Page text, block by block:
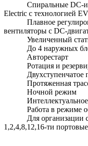
Спиральные DC-
Electric c технологией
Плавное
вентиляторы с DC-
Увеличенный
До 4 наружных
Авторестарт
Ротация и
Двухступенчатое
Протяженная
Ночной режим
Интеллектуальное
Работа в режиме
Для организации
1,2,4,8,12,16-ти